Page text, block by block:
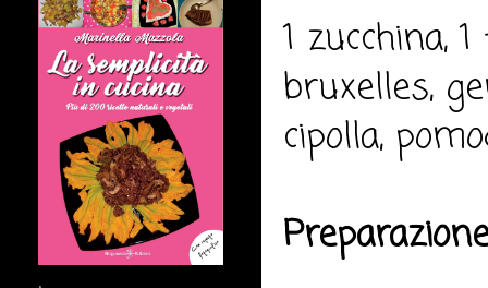
1 zucchina,
bruxelles,
cipolla,